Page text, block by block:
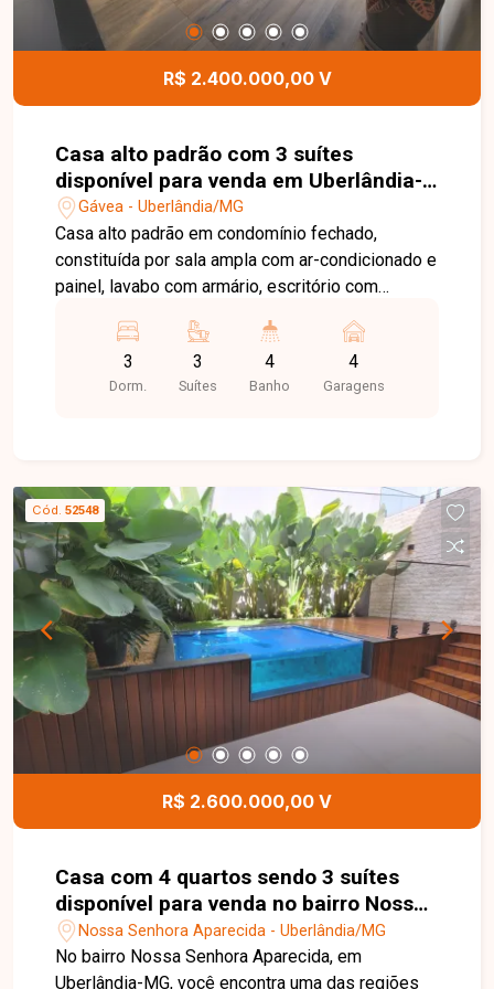
imóvel possui aquecimento solar, armários
planejados na cozinha, quartos e banheiros, além
de box em vidro, proporcionando mais
praticidade, economia e sofisticação. Uma
imóvel de alto padrão em um dos bairros mais
desejados de Uberlândia. Entre em contato e
agende sua visita!
R$ 2.400.000,00 V
Casa alto padrão com 3 suítes
disponível para venda em Uberlândia-
MGGávea - Uberlândia/MG
Casa alto padrão em condomínio fechado,
constituída por sala ampla com ar-condicionado e
painel, lavabo com armário, escritório com
serviço com armários e dispensa. Possui ainda,
área gourmet com churrasqueira e piscina. 3
suítes com ar-condicionado, guarda-roupas
3
Dorm.
3
Suítes
4
Banho
4
Garagens
Cód. 52548
R$ 2.600.000,00 V
Casa com 4 quartos sendo 3 suítes
disponível para venda no bairro Nossa
Senhora Aparecida em Uberlândia -MG
Nossa Senhora Aparecida - Uberlândia/MG
No bairro Nossa Senhora Aparecida, em
Uberlândia-MG, você encontra uma das regiões